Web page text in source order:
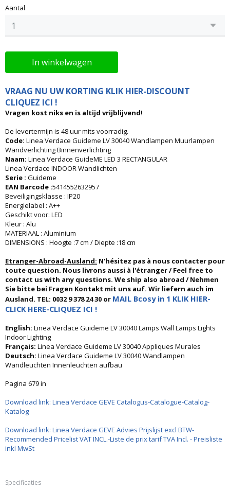
Aantal
In winkelwagen
VRAAG NU UW KORTING KLIK HIER-DISCOUNT
CLIQUEZ ICI !
Vragen kost niks en is altijd vrijblijvend!
De levertermijn is 48 uur mits voorradig.
Code: Linea Verdace Guideme LV 30040 Wandlampen Muurlampen
Wandverlichting Binnenverlichting
Naam: Linea Verdace GuideME LED 3 RECTANGULAR
Linea Verdace INDOOR Wandlichten
Serie : Guideme
EAN Barcode :5414552632957
Beveiligingsklasse : IP20
Energielabel : A++
Geschikt voor: LED
Kleur : Alu
MATERIAAL : Aluminium
DIMENSIONS : Hoogte :7 cm / Diepte :18 cm
Etranger-Abroad-Ausland: N'hésitez pas à nous contacter pour
toute question. Nous livrons aussi à l'étranger / Feel free to
contact us with any questions. We ship also abroad / Nehmen
Sie bitte bei Fragen Kontakt mit uns auf. Wir liefern auch im
Ausland. TEL: 0032 9 378 24 30 or MAIL Bcosy in 1 KLIK HIER-
CLICK HERE-CLIQUEZ ICI !
English: Linea Verdace Guideme LV 30040 Lamps Wall Lamps Lights
Indoor Lighting
Français: Linea Verdace Guideme LV 30040 Appliques Murales
Deutsch: Linea Verdace Guideme LV 30040 Wandlampen
Wandleuchten Innenleuchten aufbau
Pagina 679 in
Download link: Linea Verdace GEVE Catalogus-Catalogue-Catalog-
Katalog
Download link: Linea Verdace GEVE Advies Prijslijst excl BTW-
Recommended Pricelist VAT INCL.-Liste de prix tarif TVA Incl. - Preisliste
inkl MwSt
Specificaties